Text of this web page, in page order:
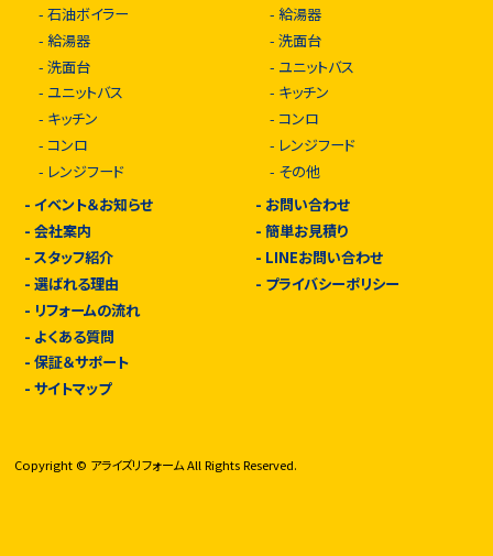
- 石油ボイラー
- 給湯器
- 洗面台
- ユニットバス
- キッチン
- コンロ
- レンジフード
-給湯器
-洗面台
- ユニットバス
- キッチン
- コンロ
- レンジフード
- その他
- イベント＆お知らせ
- 会社案内
- スタッフ紹介
- 選ばれる理由
- リフォームの流れ
- よくある質問
- 保証＆サポート
- サイトマップ
- お問い合わせ
-簡単お見積り
- LINEお問い合わせ
- プライバシーポリシー
Copyright © アライズリフォーム All Rights Reserved.